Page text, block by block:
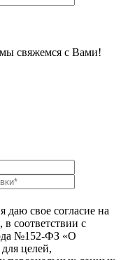
свяжемся с Вами!
свое согласие на
соответствии с
№152-ФЗ «О
целей,